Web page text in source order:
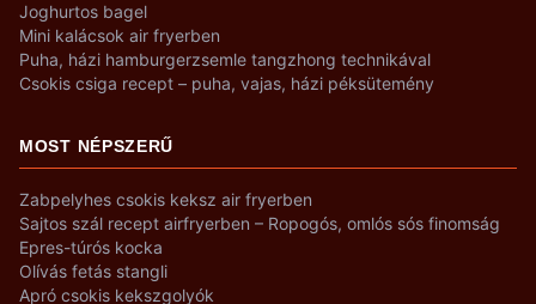
Joghurtos bagel
Mini kalácsok air fryerben
Puha, házi hamburgerzsemle tangzhong technikával
Csokis csiga recept – puha, vajas, házi péksütemény
MOST NÉPSZERŰ
Zabpelyhes csokis keksz air fryerben
Sajtos szál recept airfryerben – Ropogós, omlós sós finomság
Epres-túrós kocka
Olívás fetás stangli
Apró csokis kekszgolyók